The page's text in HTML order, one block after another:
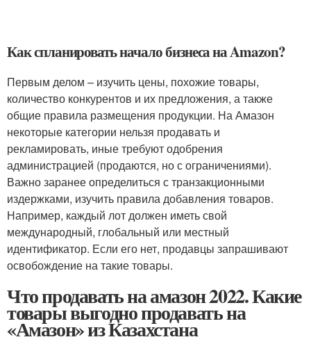
Как спланировать начало бизнеса на Amazon?
Первым делом – изучить цены, похожие товары,
количество конкурентов и их предложения, а также
общие правила размещения продукции. На Амазон
некоторые категории нельзя продавать и
рекламировать, иные требуют одобрения
администрацией (продаются, но с ограничениями).
Важно заранее определиться с транзакционными
издержками, изучить правила добавления товаров.
Например, каждый лот должен иметь свой
международный, глобальный или местный
идентификатор. Если его нет, продавцы запрашивают
освобождение на такие товары.
Что продавать на амазон 2022. Какие
товары выгодно продавать на
«Амазон» из Казахстана